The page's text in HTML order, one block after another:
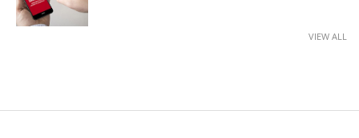
VIEW ALL